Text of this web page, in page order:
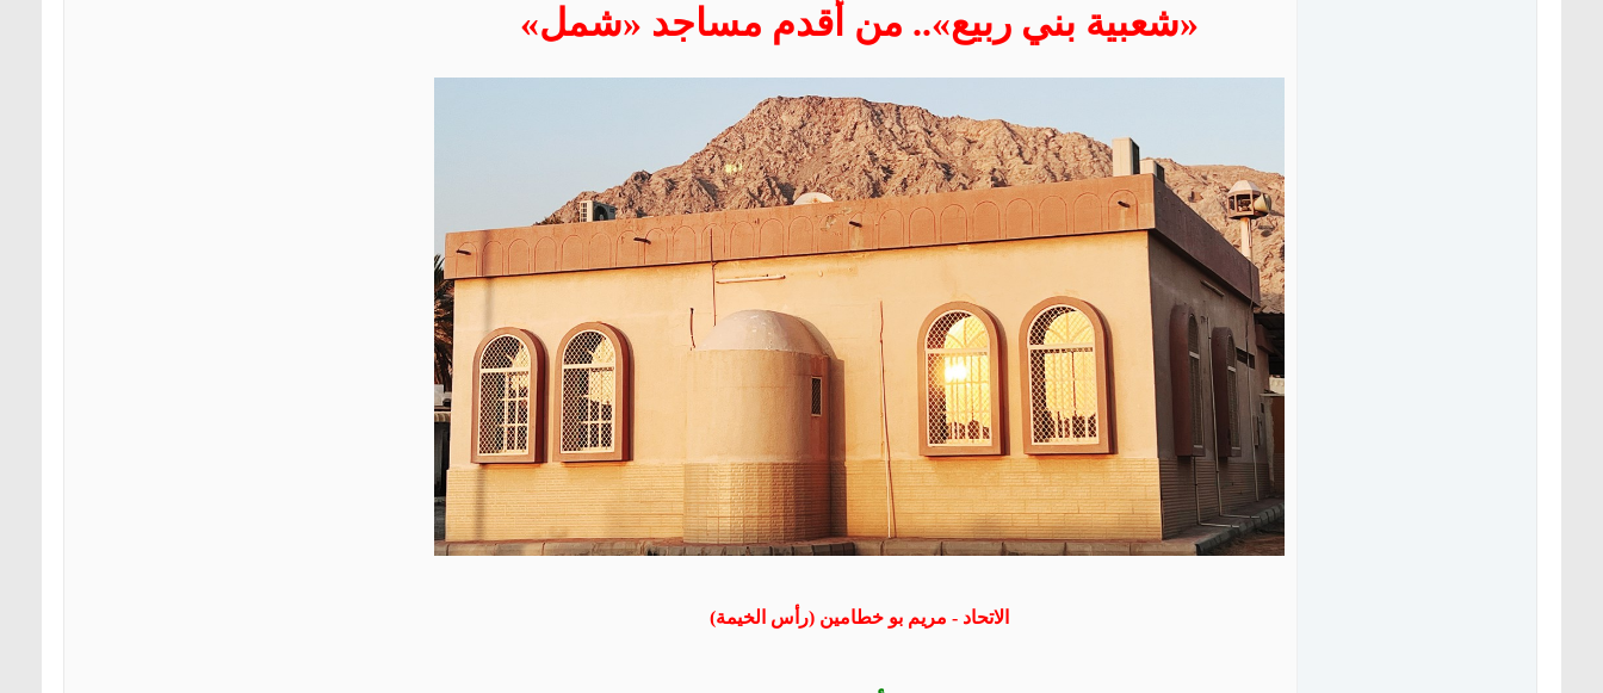
«شعبية بني ربيع».. من أقدم مساجد «شمل»
الاتحاد - مريم بو خطامين (رأس الخيمة)